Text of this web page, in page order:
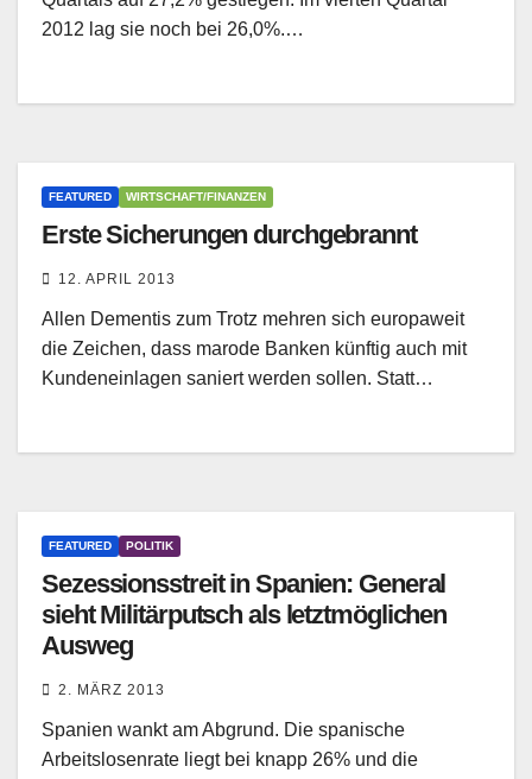
2012 lag sie noch bei 26,0%.…
FEATURED WIRTSCHAFT/FINANZEN
Erste Sicherungen durchgebrannt
12. APRIL 2013
Allen Dementis zum Trotz mehren sich europaweit
die Zeichen, dass marode Banken künftig auch mit
Kundeneinlagen saniert werden sollen. Statt…
FEATURED POLITIK
Sezessionsstreit in Spanien: General
sieht Militärputsch als letztmöglichen
Ausweg
2. MÄRZ 2013
Spanien wankt am Abgrund. Die spanische
Arbeitslosenrate liegt bei knapp 26% und die